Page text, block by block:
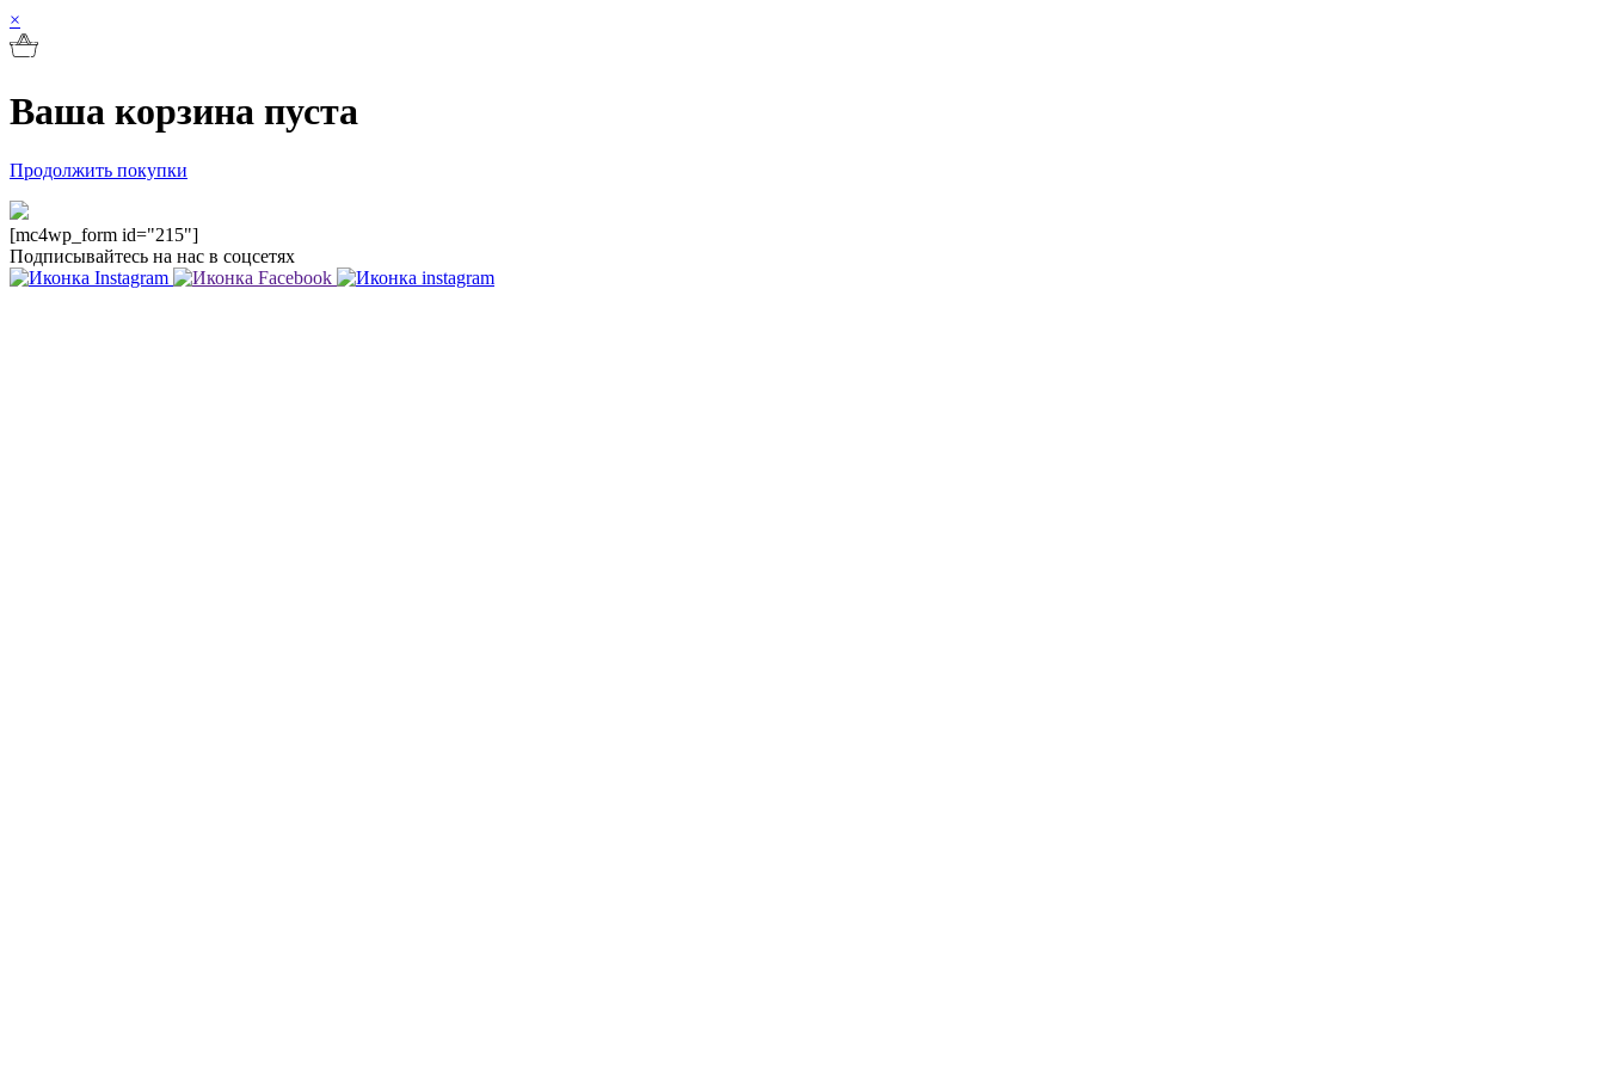
×
Ваша корзина пуста
Продолжить покупки
[mc4wp_form id="215"]
Подписывайтесь на нас в соцсетях